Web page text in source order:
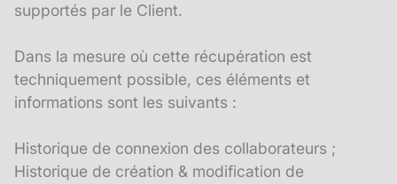
supportés par le Client.
Dans la mesure où cette récupération est
techniquement possible, ces éléments et
informations sont les suivants :
Historique de connexion des collaborateurs ;
Historique de création & modification de